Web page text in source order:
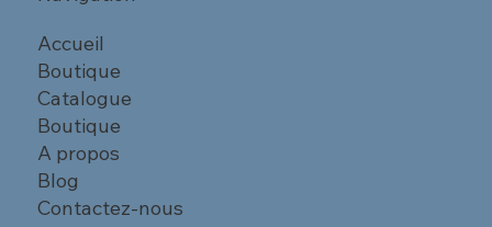
Accueil
Boutique
Catalogue
Boutique
A propos
Blog
Contactez-nous